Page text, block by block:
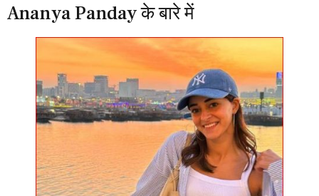
Ananya Panday के बारे में